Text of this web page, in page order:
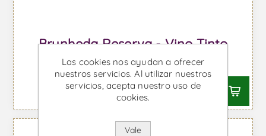
Brunheda Reserva - Vino Tinto
Desde €25,42 IVA incl.
Las cookies nos ayudan a ofrecer
nuestros servicios. Al utilizar nuestros
servicios, acepta nuestro uso de
cookies.
Vale